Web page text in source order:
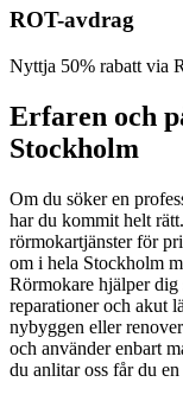
ROT-avdrag
Nyttja 50% rabatt via
Erfaren och
Stockholm
Om du söker en
har du kommit helt
rörmokartjänster för
om i hela Stockholm
Rörmokare hjälper
reparationer och akut
nybyggen eller
och använder enbart
du anlitar oss får du